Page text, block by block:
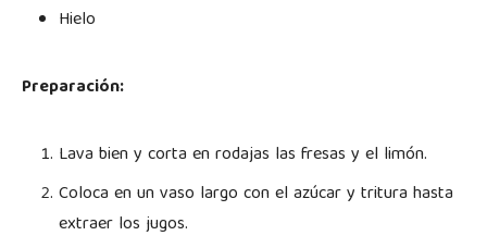
Hielo
Preparación:
Lava bien y corta en rodajas las fresas y el limón.
Coloca en un vaso largo con el azúcar y tritura hasta
extraer los jugos.